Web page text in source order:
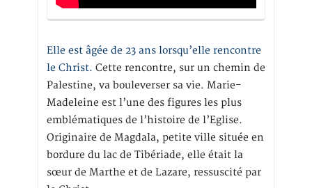
Elle est âgée de 23 ans lorsqu’elle rencontre
le Christ. Cette rencontre, sur un chemin de
Palestine, va bouleverser sa vie. Marie-
Madeleine est l’une des figures les plus
emblématiques de l’histoire de l’Eglise.
Originaire de Magdala, petite ville située en
bordure du lac de Tibériade, elle était la
sœur de Marthe et de Lazare, ressuscité par